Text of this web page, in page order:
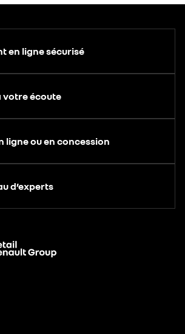
en ligne sécurisé
votre écoute
ligne ou en concession
d’experts